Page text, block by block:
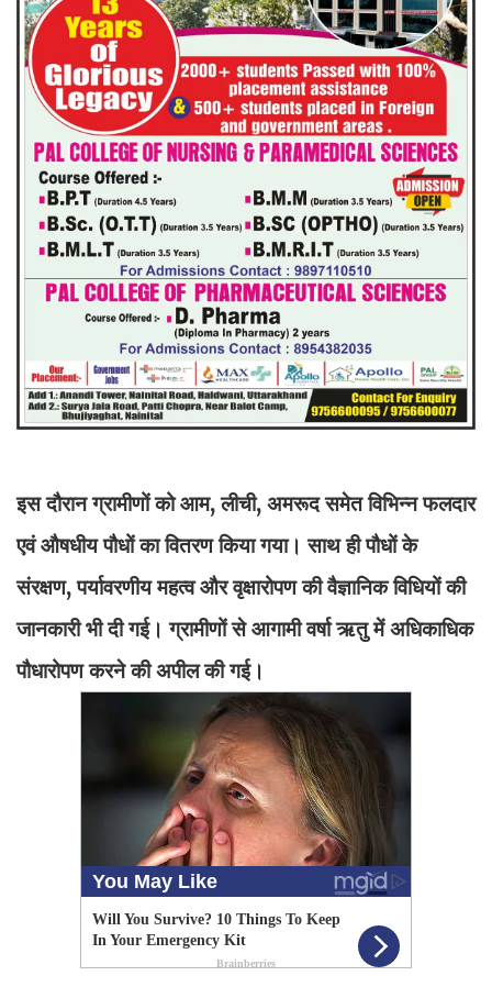
इस दौरान ग्रामीणों को आम, लीची, अमरूद समेत विभिन्न फलदार
एवं औषधीय पौधों का वितरण किया गया। साथ ही पौधों के
संरक्षण, पर्यावरणीय महत्व और वृक्षारोपण की वैज्ञानिक विधियों की
जानकारी भी दी गई। ग्रामीणों से आगामी वर्षा ऋतु में अधिकाधिक
पौधारोपण करने की अपील की गई।